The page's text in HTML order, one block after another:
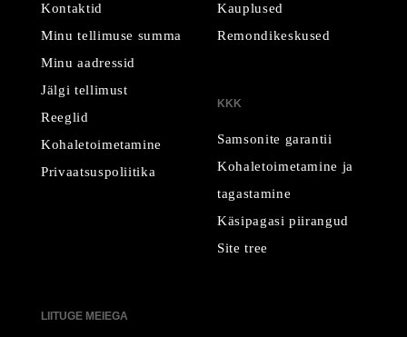
Kontaktid
Minu tellimuse summa
Minu aadressid
Jälgi tellimust
Reeglid
Kohaletoimetamine
Privaatsuspoliitika
Kauplused
Remondikeskused
KKK
Samsonite garantii
Kohaletoimetamine ja
tagastamine
Käsipagasi piirangud
Site tree
LIITUGE MEIEGA